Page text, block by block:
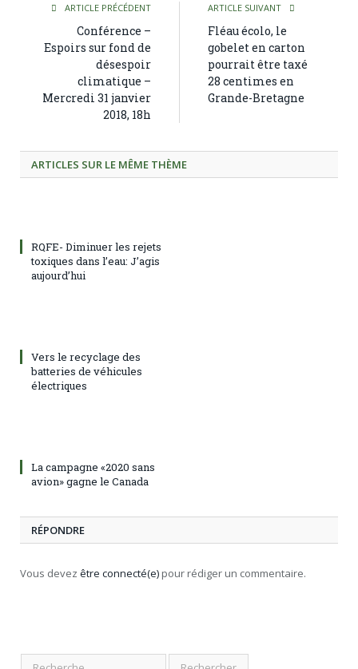
ARTICLE PRÉCÉDENT
Conférence –
Espoirs sur fond de
désespoir
climatique –
Mercredi 31 janvier
2018, 18h
ARTICLE SUIVANT
Fléau écolo, le
gobelet en carton
pourrait être taxé
28 centimes en
Grande-Bretagne
ARTICLES SUR LE MÊME THÈME
RQFE- Diminuer les rejets
toxiques dans l’eau: J’agis
aujourd’hui
Vers le recyclage des
batteries de véhicules
électriques
La campagne «2020 sans
avion» gagne le Canada
RÉPONDRE
Vous devez être connecté(e) pour rédiger un commentaire.